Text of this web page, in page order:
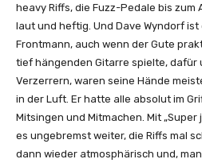
heavy Riffs, die Fuzz-Pedale bis
laut und heftig. Und Dave Wyndorf
Frontmann, auch wenn der Gute
tief hängenden Gitarre spielte, dafür
Verzerrern, waren seine Hände
in der Luft. Er hatte alle absolut im
Mitsingen und Mitmachen. Mit „Super
es ungebremst weiter, die Riffs mal
dann wieder atmosphärisch und,